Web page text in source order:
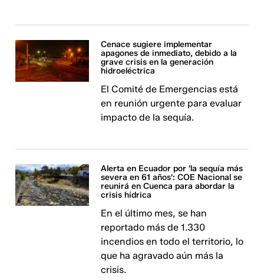
Cenace sugiere implementar
apagones de inmediato, debido a la
grave crisis en la generación
hidroeléctrica
El Comité de Emergencias está
en reunión urgente para evaluar
impacto de la sequía.
Alerta en Ecuador por 'la sequía más
severa en 61 años': COE Nacional se
reunirá en Cuenca para abordar la
crisis hídrica
En el último mes, se han
reportado más de 1.330
incendios en todo el territorio, lo
que ha agravado aún más la
crisis.